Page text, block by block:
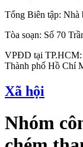
Tổng Biên tập:
Tòa soạn: Số 70
VPĐD tại TP.HCM:
Thành phố Hồ Chí
Xã hội
Nhóm